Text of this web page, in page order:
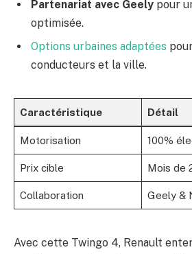
Partenariat avec Geely pour
optimisée.
Options urbaines adaptées
conducteurs et la ville.
Caractéristique Détail
Motorisation 100%
Prix cible Mois de
Collaboration Geely &
Avec cette Twingo 4, Renault